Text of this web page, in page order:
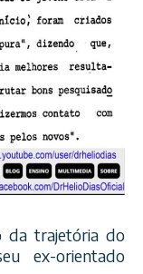
da trajetória do
ex-orientado